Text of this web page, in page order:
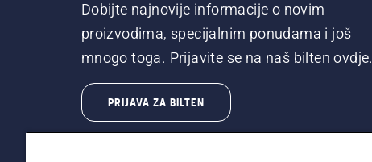
Dobijte najnovije informacije o novim
proizvodima, specijalnim ponudama i još
mnogo toga. Prijavite se na naš bilten ovdje.
PRIJAVA ZA BILTEN